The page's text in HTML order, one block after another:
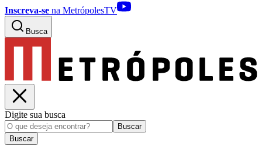
Inscreva-se na MetrópolesTV
Busca
Digite sua busca
Buscar
Buscar